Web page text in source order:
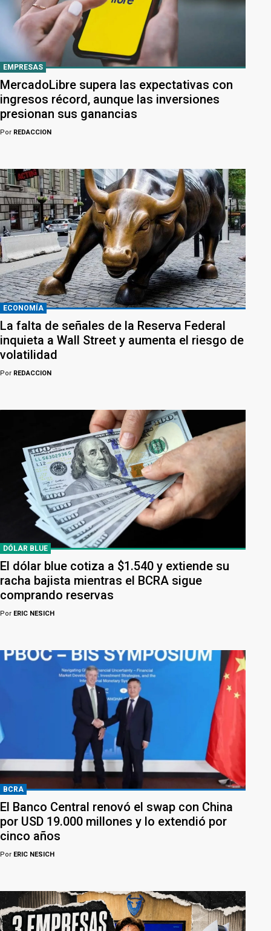
EMPRESAS
MercadoLibre supera las expectativas con
ingresos récord, aunque las inversiones
presionan sus ganancias
Por REDACCION
ECONOMÍA
La falta de señales de la Reserva Federal
inquieta a Wall Street y aumenta el riesgo de
volatilidad
Por REDACCION
DÓLAR BLUE
El dólar blue cotiza a $1.540 y extiende su
racha bajista mientras el BCRA sigue
comprando reservas
Por ERIC NESICH
BCRA
El Banco Central renovó el swap con China
por USD 19.000 millones y lo extendió por
cinco años
Por ERIC NESICH